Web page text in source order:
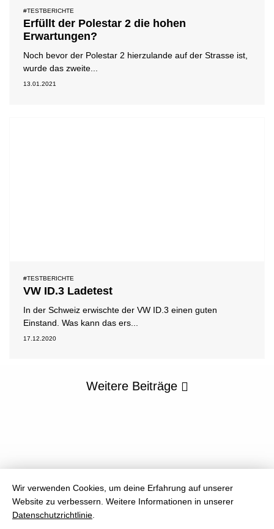
#TESTBERICHTE
Erfüllt der Polestar 2 die hohen
Erwartungen?
Noch bevor der Polestar 2 hierzulande auf der Strasse ist,
wurde das zweite...
13.01.2021
#TESTBERICHTE
VW ID.3 Ladetest
In der Schweiz erwischte der VW ID.3 einen guten
Einstand. Was kann das ers...
17.12.2020
Weitere Beiträge
Wir verwenden Cookies, um deine Erfahrung auf unserer
Website zu verbessern. Weitere Informationen in unserer
Datenschutzrichtlinie